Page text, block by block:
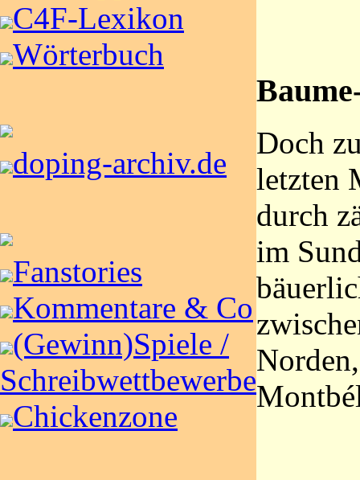
C4F-Lexikon
Wörterbuch
doping-archiv.de
Fanstories
Kommentare & Co
(Gewinn)Spiele /
Schreibwettbewerbe
Chickenzone
Doch
letzten
durch
im